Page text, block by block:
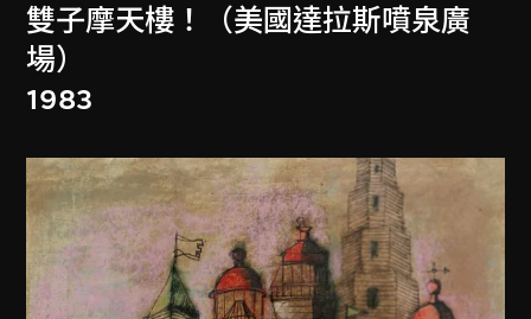
雙子摩天樓！（美國達拉斯噴泉廣
場）
1983